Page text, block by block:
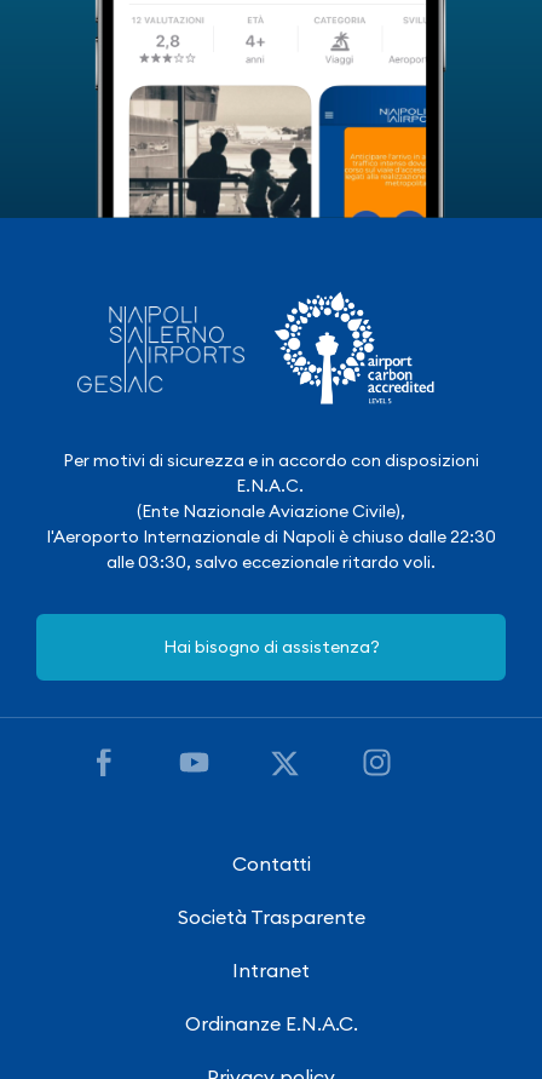
Per motivi di sicurezza e in accordo con disposizioni
E.N.A.C.
(Ente Nazionale Aviazione Civile),
l'Aeroporto Internazionale di Napoli è chiuso dalle 22:30
alle 03:30, salvo eccezionale ritardo voli.
Hai bisogno di assistenza?
Contatti
Società Trasparente
Intranet
Ordinanze E.N.A.C.